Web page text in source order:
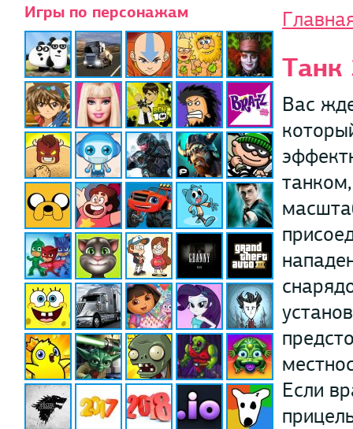
Игры по персонажам
Танк
Вас
Если